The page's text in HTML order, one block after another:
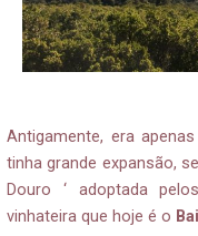
Antigamente, era
tinha grande expansão,
Douro ‘ adoptada
vinhateira que hoje é o